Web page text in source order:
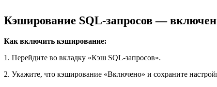
Кэширование SQL-запросов —
Как включить кэширование:
1. Перейдите во вкладку «Кэш SQL-запросов».
2. Укажите, что кэширование «Включено» и сохраните